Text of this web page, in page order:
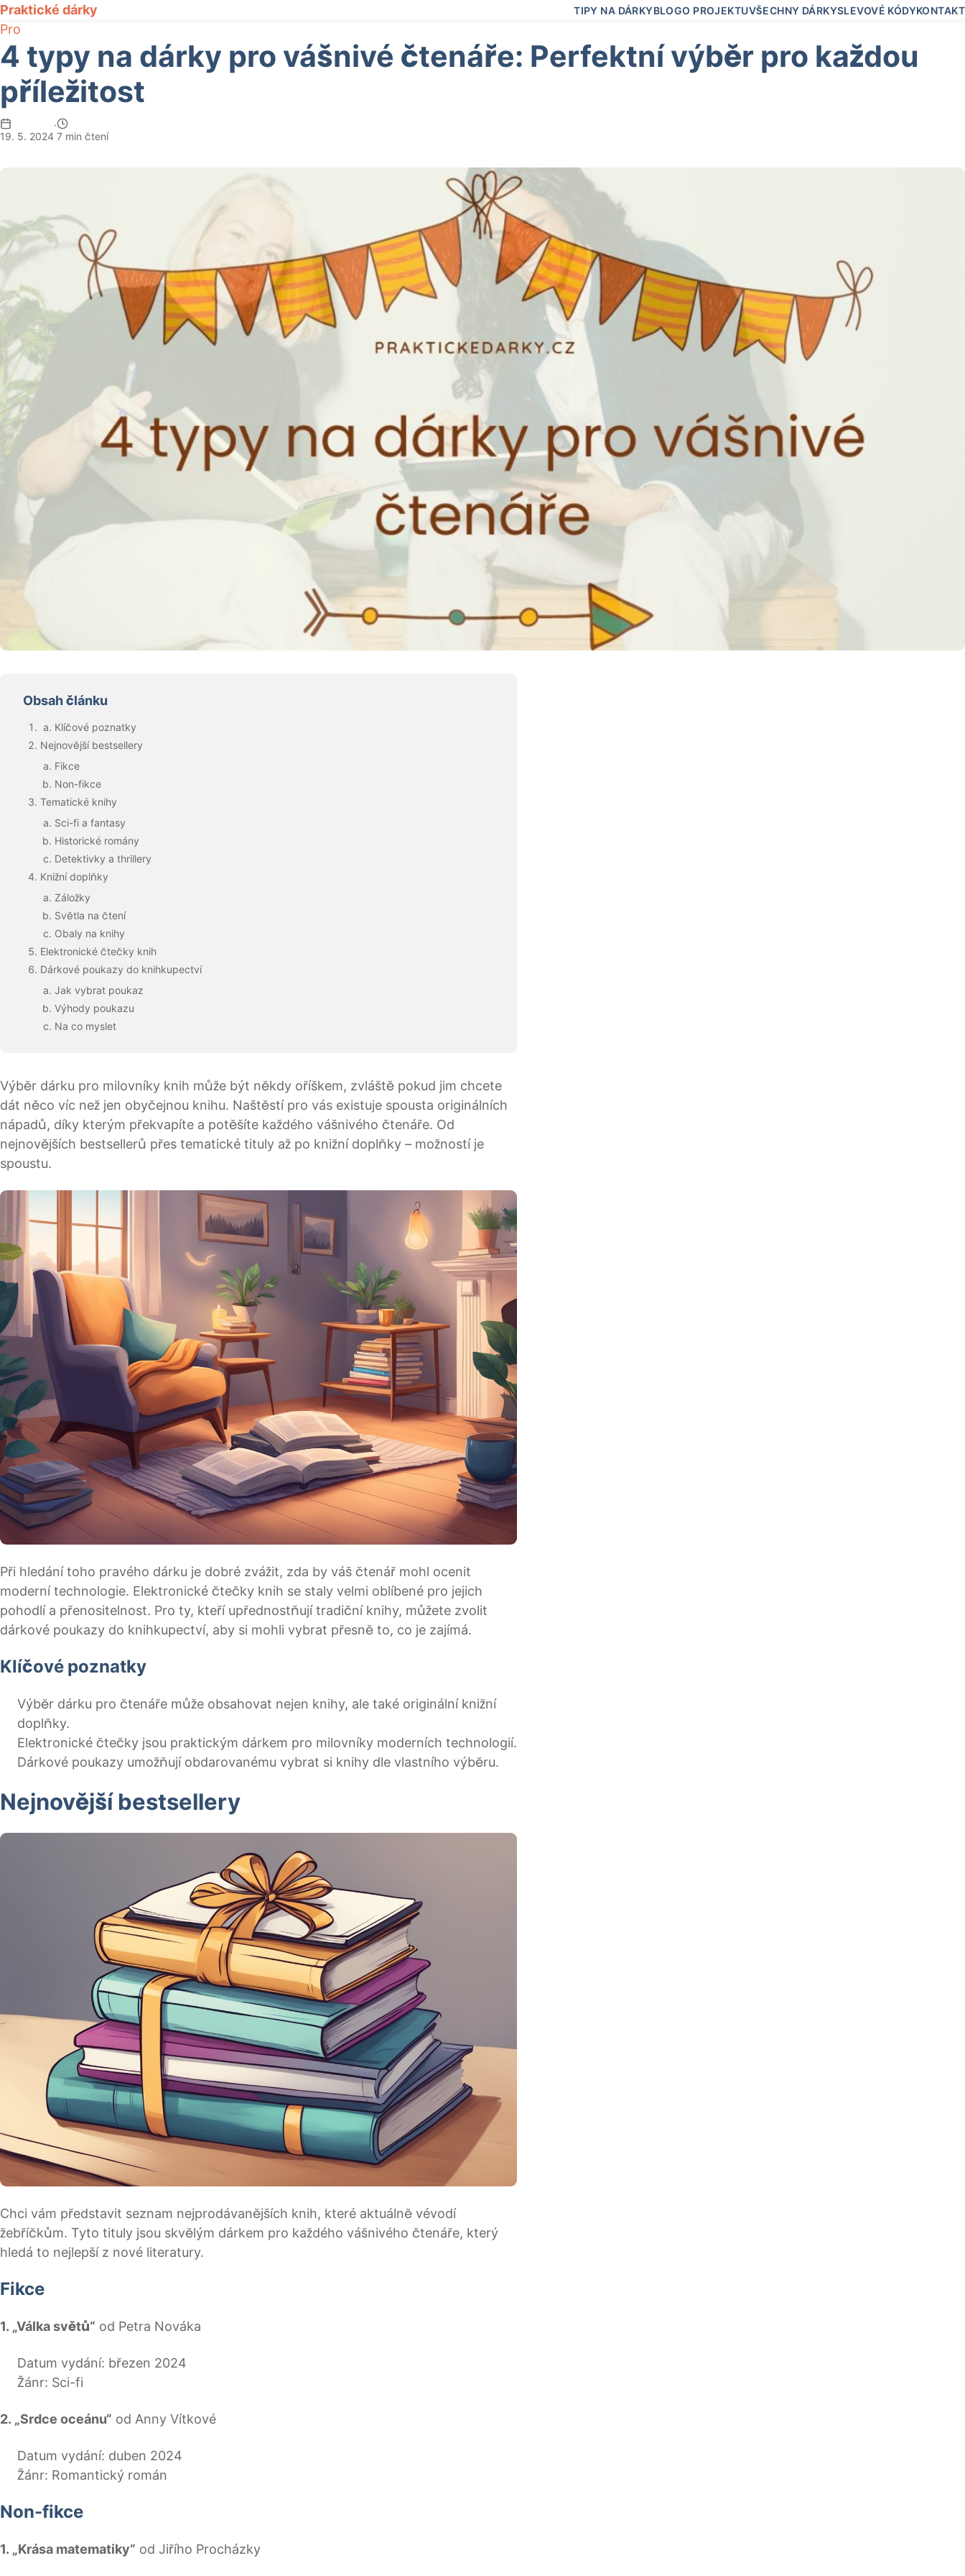
Praktické dárky TIPY NA DÁRKYBLOGO PROJEKTUVŠECHNY DÁRKYSLEVOVÉ KÓDYKONTAKT
Pro
4 typy na dárky pro vášnivé čtenáře: Perfektní výběr pro každou
příležitost
19. 5. 2024
·
7 min čtení
Obsah článku
Klíčové poznatky
Nejnovější bestsellery
Fikce
Non-fikce
Tematické knihy
Sci-fi a fantasy
Historické romány
Detektivky a thrillery
Knižní doplňky
Záložky
Světla na čtení
Obaly na knihy
Elektronické čtečky knih
Dárkové poukazy do knihkupectví
Jak vybrat poukaz
Výhody poukazu
Na co myslet
Výběr dárku pro milovníky knih může být někdy oříškem, zvláště pokud jim chcete
dát něco víc než jen obyčejnou knihu. Naštěstí pro vás existuje spousta originálních
nápadů, díky kterým překvapíte a potěšíte každého vášnivého čtenáře. Od
nejnovějších bestsellerů přes tematické tituly až po knižní doplňky – možností je
spoustu.
Při hledání toho pravého dárku je dobré zvážit, zda by váš čtenář mohl ocenit
moderní technologie. Elektronické čtečky knih se staly velmi oblíbené pro jejich
pohodlí a přenositelnost. Pro ty, kteří upřednostňují tradiční knihy, můžete zvolit
dárkové poukazy do knihkupectví, aby si mohli vybrat přesně to, co je zajímá.
Klíčové poznatky
Výběr dárku pro čtenáře může obsahovat nejen knihy, ale také originální knižní
doplňky.
Elektronické čtečky jsou praktickým dárkem pro milovníky moderních technologií.
Dárkové poukazy umožňují obdarovanému vybrat si knihy dle vlastního výběru.
Nejnovější bestsellery
Chci vám představit seznam nejprodávanějších knih, které aktuálně vévodí
žebříčkům. Tyto tituly jsou skvělým dárkem pro každého vášnivého čtenáře, který
hledá to nejlepší z nové literatury.
Fikce
1. „Válka světů“ od Petra Nováka
Datum vydání: březen 2024
Žánr: Sci-fi
2. „Srdce oceánu“ od Anny Vítkové
Datum vydání: duben 2024
Žánr: Romantický román
Non-fikce
1. „Krása matematiky“ od Jiřího Procházky